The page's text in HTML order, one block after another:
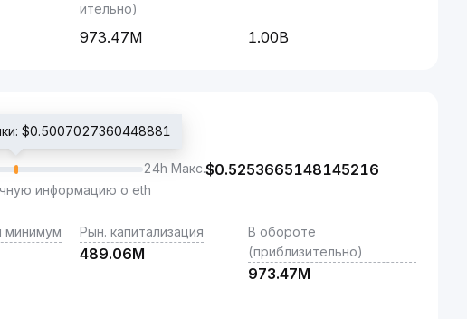
ительно)
973.47M 1.00B
$0.5007027360448881
24h Макс.$0.5253665148145216
информацию о eth
минимум Рын. капитализация
489.06M
В обороте
(приблизительно)
973.47M